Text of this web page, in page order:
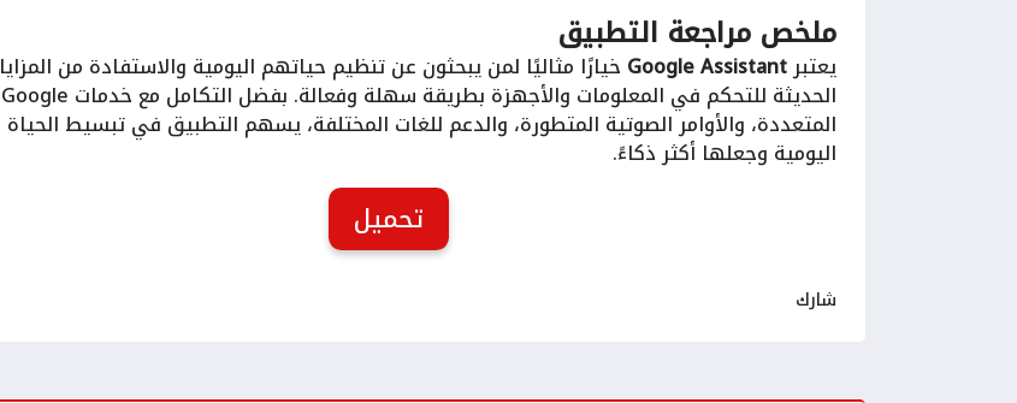
ملخص مراجعة التطبيق
يعتبرGoogle Assistant خيارًا مثاليًا لمن يبحثون عن تنظيم حياتهم اليومية والاستفادة من المزايا
الحديثة للتحكم في المعلومات والأجهزة بطريقة سهلة وفعالة. بفضل التكامل مع خدمات Google
المتعددة، والأوامر الصوتية المتطورة، والدعم للغات المختلفة، يسهم التطبيق في تبسيط الحياة
اليومية وجعلها أكثر ذكاءً.
تحميل
شارك